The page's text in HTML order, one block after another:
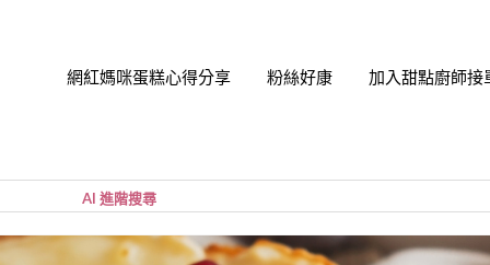
網紅媽咪蛋糕心得分享 粉絲好康 加入甜點廚師接
小計:
密碼